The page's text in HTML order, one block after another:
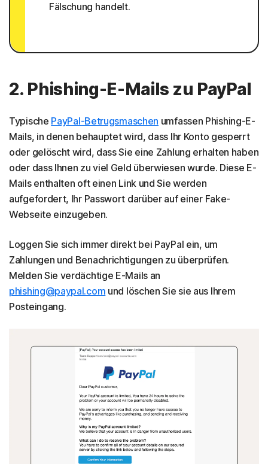
Fälschung handelt.
2. Phishing-E-Mails zu PayPal
Typische PayPal-Betrugsmaschen umfassen Phishing-E-
Mails, in denen behauptet wird, dass Ihr Konto gesperrt
oder gelöscht wird, dass Sie eine Zahlung erhalten haben
oder dass Ihnen zu viel Geld überwiesen wurde. Diese E-
Mails enthalten oft einen Link und Sie werden
aufgefordert, Ihr Passwort darüber auf einer Fake-
Webseite einzugeben.
Loggen Sie sich immer direkt bei PayPal ein, um
Zahlungen und Benachrichtigungen zu überprüfen.
Melden Sie verdächtige E-Mails an
phishing@paypal.com und löschen Sie sie aus Ihrem
Posteingang.